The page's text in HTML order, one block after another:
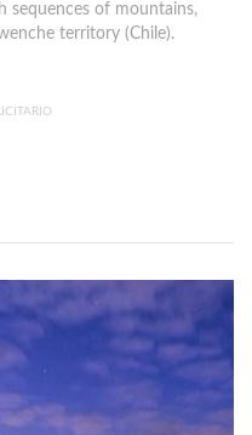
sequences of mountains,
territory (Chile).